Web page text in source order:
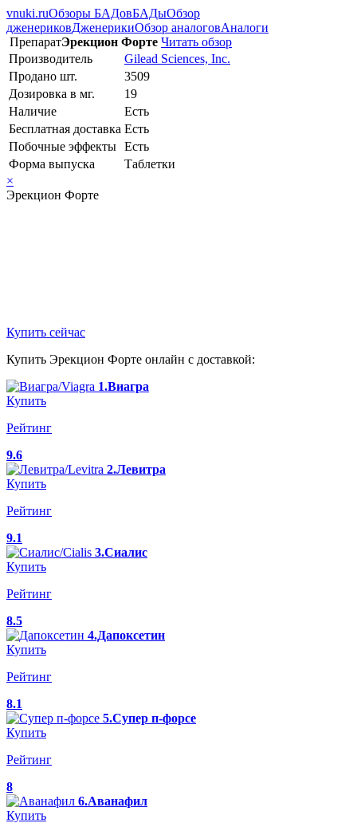
vnuki.ruОбзоры БАДовБАДыОбзор
дженериковДженерикиОбзор аналоговАналоги
ПрепаратЭрекцион Форте Читать обзор
Производитель
Gilead Sciences, Inc.
Продано шт.
3509
Дозировка в мг.
19
Наличие
Есть
Бесплатная доставка Есть
Побочные эффекты Есть
Форма выпуска
Таблетки
×
Эрекцион Форте
Купить сейчас
Купить Эрекцион Форте онлайн с доставкой:
1.Виагра
Купить
Рейтинг
9.6
2.Левитра
Купить
Рейтинг
9.1
3.Сиалис
Купить
Рейтинг
8.5
4.Дапоксетин
Купить
Рейтинг
8.1
5.Супер п-форсе
Купить
Рейтинг
8
6.Аванафил
Купить